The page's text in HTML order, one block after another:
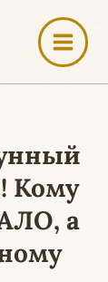
Кому
а